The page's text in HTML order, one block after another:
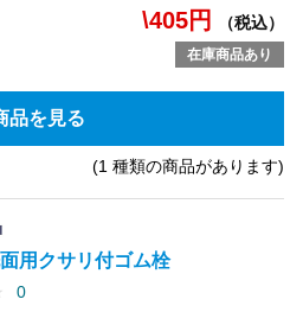
\405円 （税込）
在庫商品あり
品を見る
(1 種類の商品があります)
用クサリ付ゴム栓
0